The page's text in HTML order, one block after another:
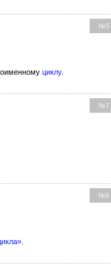
№5
циклу.
№7
№9